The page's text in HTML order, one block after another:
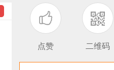

点赞 二维码